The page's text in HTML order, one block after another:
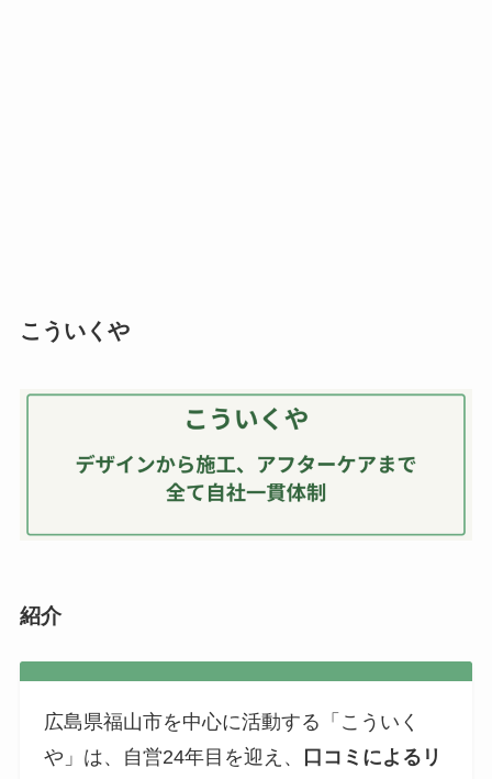
こういくや
紹介
広島県福山市を中心に活動する「こういく
や」は、自営24年目を迎え、 口コミによるリ